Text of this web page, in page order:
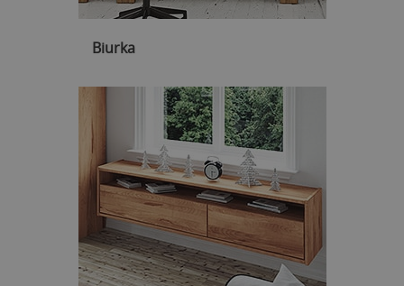
Biurka